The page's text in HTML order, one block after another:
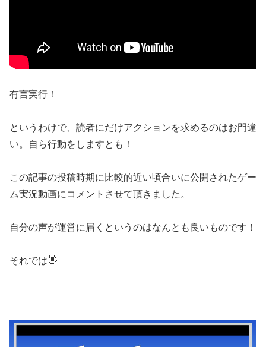
有言実行！
というわけで、読者にだけアクションを求めるのはお門違
い。自ら行動をしますとも！
この記事の投稿時期に比較的近い頃合いに公開されたゲー
ム実況動画にコメントさせて頂きました。
自分の声が運営に届くというのはなんとも良いものです！
それでは👋